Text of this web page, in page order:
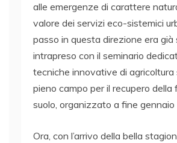
alle emergenze di carattere
valore dei servizi eco-sistemici
passo in questa direzione era già
intrapreso con il seminario
tecniche innovative di agricoltura
pieno campo per il recupero della
suolo, organizzato a fine
Ora, con l’arrivo della bella